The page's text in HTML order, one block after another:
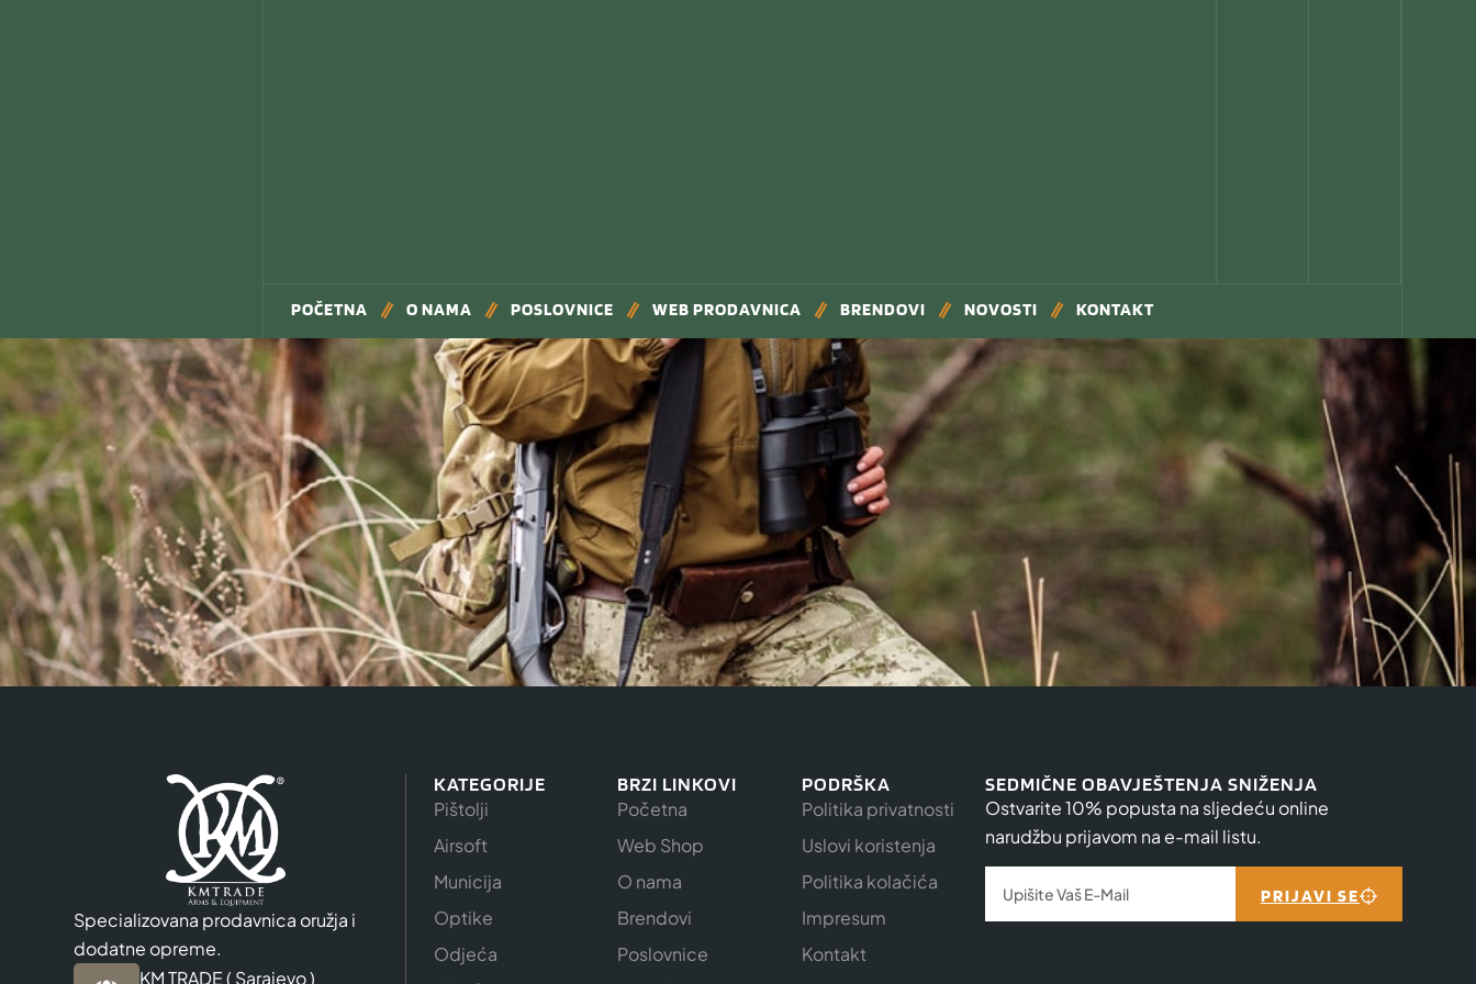
POČETNA O NAMA POSLOVNICE WEB PRODAVNICA BRENDOVI NOVOSTI KONTAKT
Specializovana prodavnica oružja i
dodatne opreme.
KM TRADE ( Sarajevo )
KATEGORIJE
Pištolji
Airsoft
Municija
Optike
Odjeća
BRZI LINKOVI
Početna
Web Shop
O nama
Brendovi
Poslovnice
PODRŠKA
Politika privatnosti
Uslovi koristenja
Politika kolačića
Impresum
Kontakt
SEDMIČNE OBAVJEŠTENJA SNIŽENJA
Ostvarite 10% popusta na sljedeću online
narudžbu prijavom na e-mail listu.
PRIJAVI SE